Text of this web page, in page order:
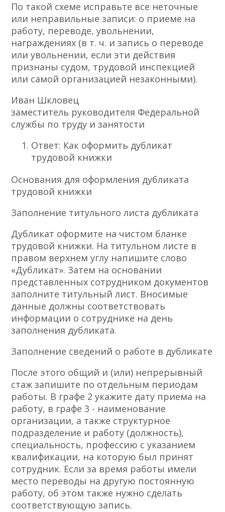
По такой схеме исправьте все неточные
или неправильные записи: о приеме на
работу, переводе, увольнении,
награждениях (в т. ч. и запись о переводе
или увольнении, если эти действия
признаны судом, трудовой инспекцией
или самой организацией незаконными).
Иван Шкловец
заместитель руководителя Федеральной
службы по труду и занятости
Ответ: Как оформить дубликат
трудовой книжки
Основания для оформления дубликата
трудовой книжки
Заполнение титульного листа дубликата
Дубликат оформите на чистом бланке
трудовой книжки. На титульном листе в
правом верхнем углу напишите слово
«Дубликат». Затем на основании
представленных сотрудником документов
заполните титульный лист. Вносимые
данные должны соответствовать
информации о сотруднике на день
заполнения дубликата.
Заполнение сведений о работе в дубликате
После этого общий и (или) непрерывный
стаж запишите по отдельным периодам
работы. В графе 2 укажите дату приема на
работу, в графе 3 - наименование
организации, а также структурное
подразделение и работу (должность),
специальность, профессию с указанием
квалификации, на которую был принят
сотрудник. Если за время работы имели
место переводы на другую постоянную
работу, об этом также нужно сделать
соответствующую запись.